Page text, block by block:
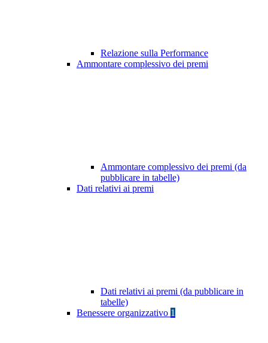
Relazione sulla Performance
Ammontare complessivo dei premi
Ammontare complessivo dei premi (da
pubblicare in tabelle)
Dati relativi ai premi
Dati relativi ai premi (da pubblicare in
tabelle)
Benessere organizzativo 1